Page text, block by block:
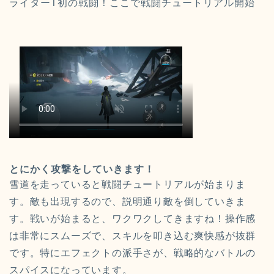
ライターT初の戦闘！ここで戦闘チュートリアル開始
とにかく攻撃をしていきます！
雪道を走っていると戦闘チュートリアルが始まりま
す。敵も出現するので、説明通り敵を倒していきま
す。戦いが始まると、ワクワクしてきますね！操作感
は非常にスムーズで、スキルを叩き込む爽快感が抜群
です。特にエフェクトの派手さが、戦略的なバトルの
スパイスになっています。